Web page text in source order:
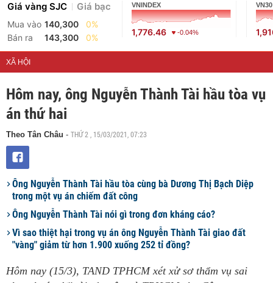
Giá vàng SJC Giá bạc
Mua vào 140,300
0%
Bán ra
143,300 0%
VNINDEX
1,776.46 -0.04%
VN30
XÃ HỘI
Hôm nay, ông Nguyễn Thành Tài hầu tòa vụ
án thứ hai
Theo Tân Châu - THỨ 2 , 15/03/2021, 07:23
Ông Nguyễn Thành Tài hầu tòa cùng bà Dương Thị Bạch Diệp
trong một vụ án chiếm đất công
Ông Nguyễn Thành Tài nói gì trong đơn kháng cáo?
Vì sao thiệt hại trong vụ án ông Nguyễn Thành Tài giao đất
"vàng" giảm từ hơn 1.900 xuống 252 tỉ đồng?
Hôm nay (15/3), TAND TPHCM xét xử sơ thẩm vụ sai